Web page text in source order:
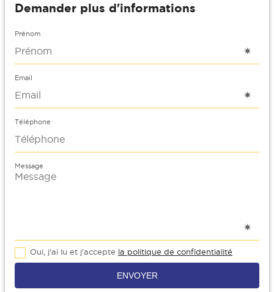
Demander plus d'informations
Prénom
Email
Téléphone
Message
Oui, j'ai lu et j'accepte la politique de confidentialité
ENVOYER